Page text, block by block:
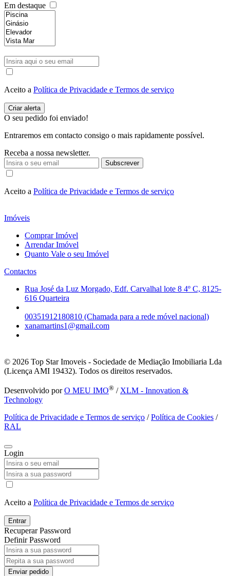
Em destaque
Aceito a Política de Privacidade e Termos de serviço
O seu pedido foi enviado!
Entraremos em contacto consigo o mais rapidamente possível.
Receba a nossa newsletter.
Subscrever
Aceito a Política de Privacidade e Termos de serviço
Imóveis
Comprar Imóvel
Arrendar Imóvel
Quanto Vale o seu Imóvel
Contactos
Rua José da Luz Morgado, Edf. Carvalhal lote 8 4º C, 8125-
616 Quarteira
00351912180810 (Chamada para a rede móvel nacional)
xanamartins1@gmail.com
© 2026 Top Star Imoveis - Sociedade de Mediação Imobiliaria Lda
(Licença AMI 19432). Todos os direitos reservados.
Desenvolvido porO MEU IMO® / XLM - Innovation &
Technology
Política de Privacidade e Termos de serviço /Política de Cookies /
RAL
Login
Aceito a Política de Privacidade e Termos de serviço
Entrar
Recuperar Password
Definir Password
Enviar pedido